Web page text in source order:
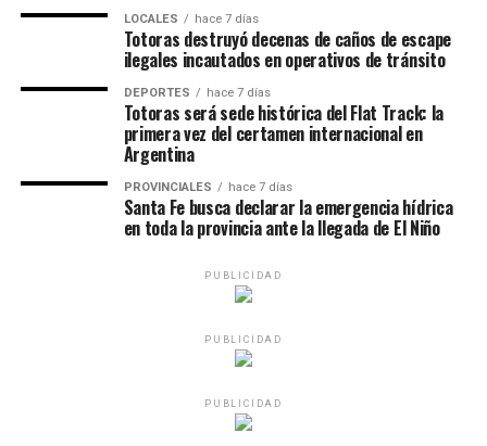
LOCALES hace 7 días
Totoras destruyó decenas de caños de escape
ilegales incautados en operativos de tránsito
DEPORTES hace 7 días
Totoras será sede histórica del Flat Track: la
primera vez del certamen internacional en
Argentina
PROVINCIALES hace 7 días
Santa Fe busca declarar la emergencia hídrica
en toda la provincia ante la llegada de El Niño
PUBLICIDAD
PUBLICIDAD
PUBLICIDAD